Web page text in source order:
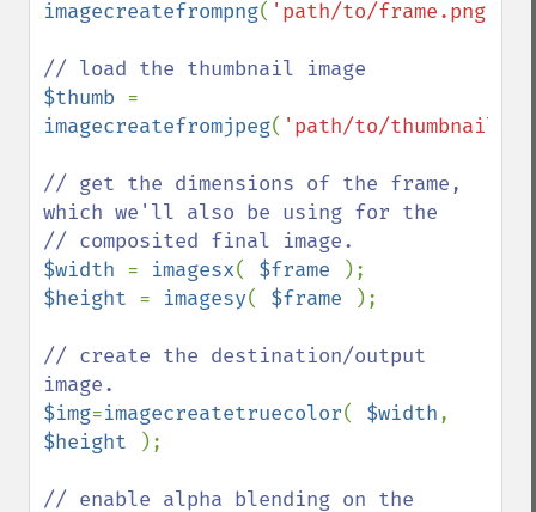
imagecreatefrompng( 'path/to/frame.png'
$thumb
imagecreatefromjpeg( 'path/to/
// get the dimensions of the frame,
which we'll also be using for the
$width = imagesx( $frame
$height = imagesy( $frame );
// create the destination/output
$img=imagecreatetruecolor( $width
$height
);
// enable alpha blending on the